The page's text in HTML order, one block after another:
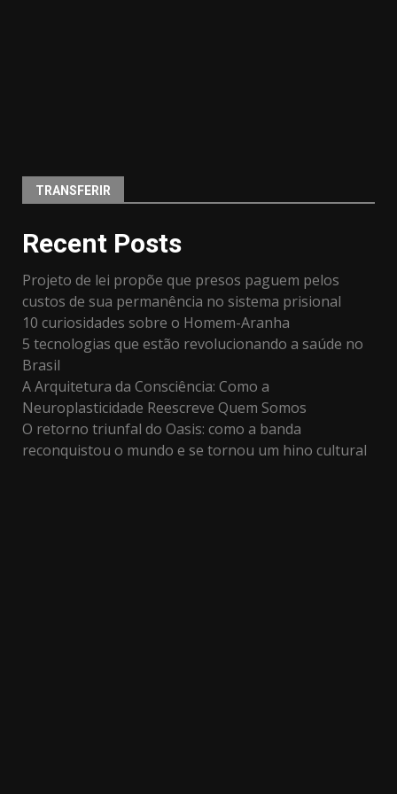
TRANSFERIR
Recent Posts
Projeto de lei propõe que presos paguem pelos
custos de sua permanência no sistema prisional
10 curiosidades sobre o Homem-Aranha
5 tecnologias que estão revolucionando a saúde no
Brasil
A Arquitetura da Consciência: Como a
Neuroplasticidade Reescreve Quem Somos
O retorno triunfal do Oasis: como a banda
reconquistou o mundo e se tornou um hino cultural